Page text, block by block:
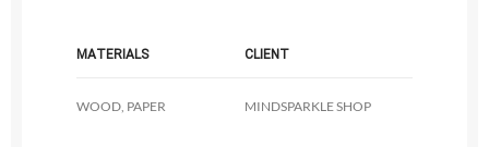
CLIENT
MATERIALS
MINDSPARKLE SHOP
WOOD, PAPER